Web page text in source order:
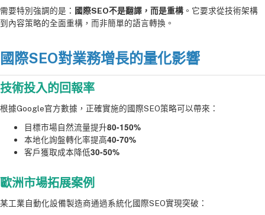
需要特別強調的是： 國際SEO不是翻譯，而是重構 。它要求從技術架構
到內容策略的全面重構，而非簡單的語言轉換。
國際SEO對業務增長的量化影響
技術投入的回報率
根據Google官方數據，正確實施的國際SEO策略可以帶來：
目標市場自然流量提升80-150%
本地化詢盤轉化率提高40-70%
客戶獲取成本降低30-50%
歐洲市場拓展案例
某工業自動化設備製造商通過系統化國際SEO實現突破：